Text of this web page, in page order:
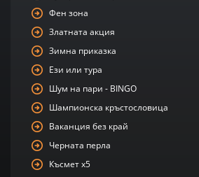
Фен зона
Златната акция
Зимна приказка
Ези или тура
Шум на пари - BINGO
Шампионска кръстословица
Ваканция без край
Черната перла
Късмет х5